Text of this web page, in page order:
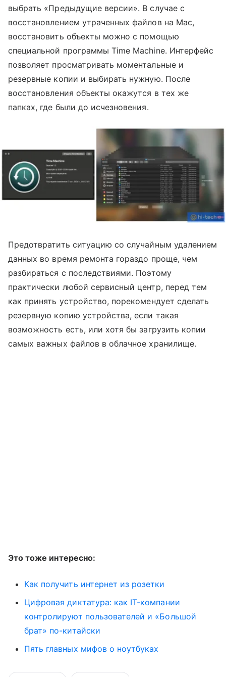
выбрать «Предыдущие версии». В случае с
восстановлением утраченных файлов на Mac,
восстановить объекты можно с помощью
специальной программы Time Machine. Интерфейс
позволяет просматривать моментальные и
резервные копии и выбирать нужную. После
восстановления объекты окажутся в тех же
папках, где были до исчезновения.
Предотвратить ситуацию со случайным удалением
данных во время ремонта гораздо проще, чем
разбираться с последствиями. Поэтому
практически любой сервисный центр, перед тем
как принять устройство, порекомендует сделать
резервную копию устройства, если такая
возможность есть, или хотя бы загрузить копии
самых важных файлов в облачное хранилище.
Это тоже интересно:
Как получить интернет из розетки
Цифровая диктатура: как IT-компании
контролируют пользователей и «Большой
брат» по-китайски
Пять главных мифов о ноутбуках